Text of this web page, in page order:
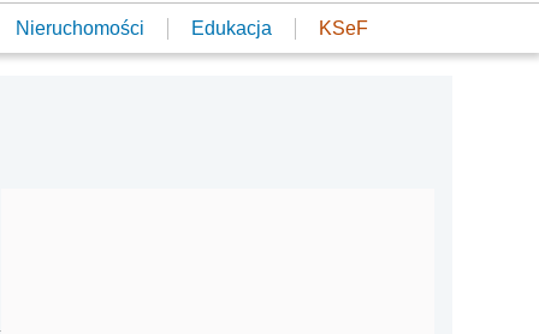
Nieruchomości Edukacja KSeF